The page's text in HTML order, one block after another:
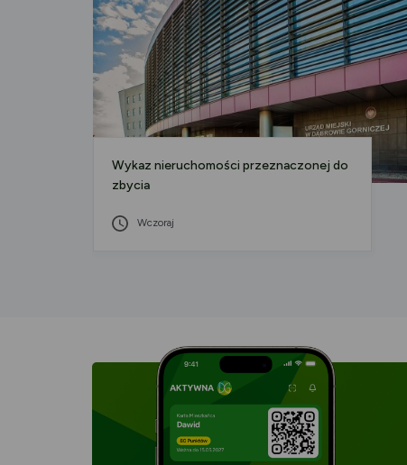
Wykaz nieruchomości przeznaczonej do
zbycia
Wczoraj